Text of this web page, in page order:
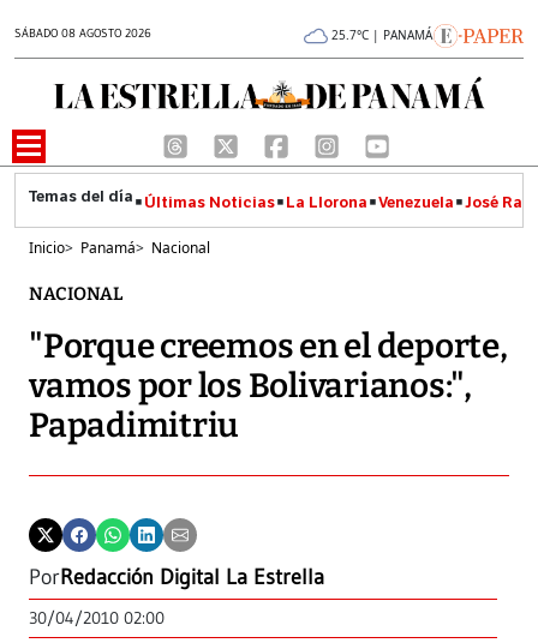
SÁBADO 08 AGOSTO 2026 25.7°C | PANAMÁ
Últimas Noticias La Llorona Venezuela José
Inicio> Panamá> Nacional
NACIONAL
"Porque creemos en el deporte,
vamos por los Bolivarianos:",
Papadimitriu
PorRedacción Digital La Estrella
30/04/2010 02:00